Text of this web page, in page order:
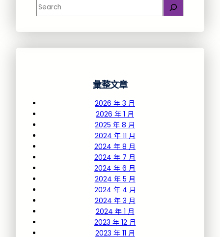
彙整文章
2026 年 3 月
2026 年 1 月
2025 年 8 月
2024 年 11 月
2024 年 8 月
2024 年 7 月
2024 年 6 月
2024 年 5 月
2024 年 4 月
2024 年 3 月
2024 年 1 月
2023 年 12 月
2023 年 11 月